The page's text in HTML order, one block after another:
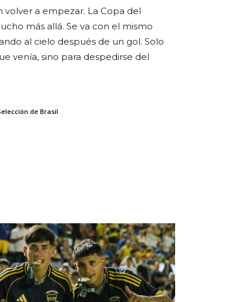
a empezar. La Copa del
más allá. Se va con el mismo
al cielo después de un gol. Solo
venía, sino para despedirse del
de Brasil